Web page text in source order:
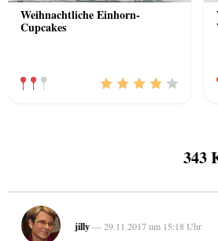
Weihnachtliche Einhorn-
Cupcakes
343
jilly— 29.11.2017 um 15:18 Uhr